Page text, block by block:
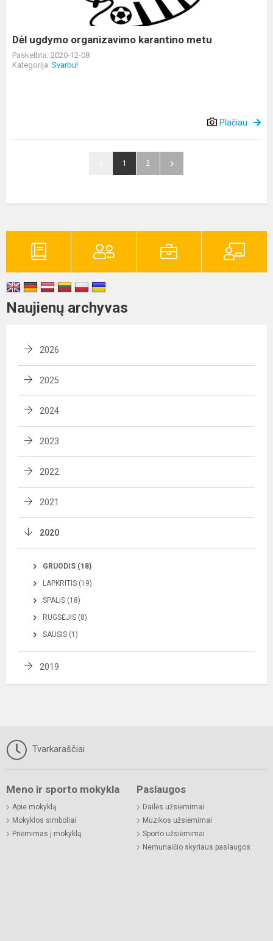
Dėl ugdymo organizavimo karantino metu
Paskelbta: 2020-12-08
Kategorija: Svarbu!
Plačiau
1 2
Naujienų archyvas
2026
2025
2024
2023
2022
2021
2020
GRUODIS (18)
LAPKRITIS (19)
SPALIS (18)
RUGSĖJIS (8)
SAUSIS (1)
2019
Tvarkaraščiai
Meno ir sporto mokykla
Apie mokyklą
Mokyklos simboliai
Priėmimas į mokyklą
Paslaugos
Dailės užsiėmimai
Muzikos užsiėmimai
Sporto užsiėmimai
Nemunaičio skyriaus paslaugos